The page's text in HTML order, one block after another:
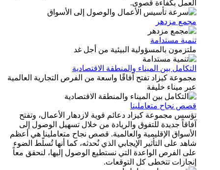
بكفاءة قصوى.
مزدهر
مستدامة
بالمسؤولية البيئية من أجل غد
بين الميناء والمنطقة الاقتصادية
كيزاد تفتح آفاقًا واسعة من الفرص التجارية العالمية
ميناء خليفة
نجاح متعاملينا
مجموعة كيزاد دعائم قوية لازدهار الأعمال، وتفتح
جديدة للتفوق والريادة من خلال تسهيل الوصول إلى
الإقليمية والعالمية. قصص نجاح متعاملينا هي أعظم
على التأثير الإيجابي الذي نُحدثه، كما أنها تُسلّط الضوء
الفرص الواعدة التي نستطيع الوصول إليها، لنحقق معاً
تتخطى كل التوقعات.